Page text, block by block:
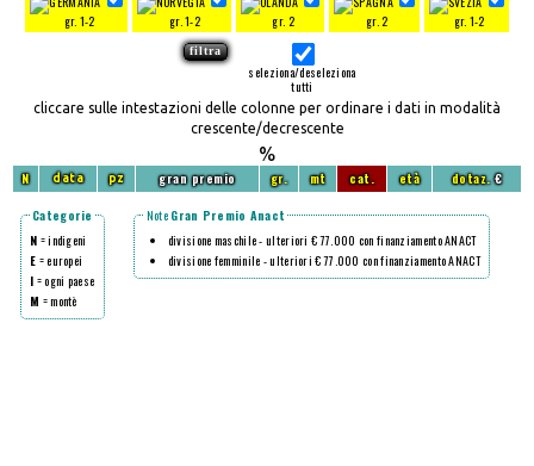
gr. 1-2 gr. 1-2 gr. 2 gr. 2 gr. 1-2
seleziona/deseleziona
tutti
cliccare sulle intestazioni delle colonne per ordinare i dati in modalità
crescente/decrescente
%
N data pz gran premio gr. mt cat. età dotaz.€
Categorie
N = indigeni
E = europei
I = ogni paese
M = montè
Note Gran Premio Anact
divisione maschile - ulteriori € 77.000 con finanziamento ANACT
divisione femminile - ulteriori € 77.000 con finanziamento ANACT